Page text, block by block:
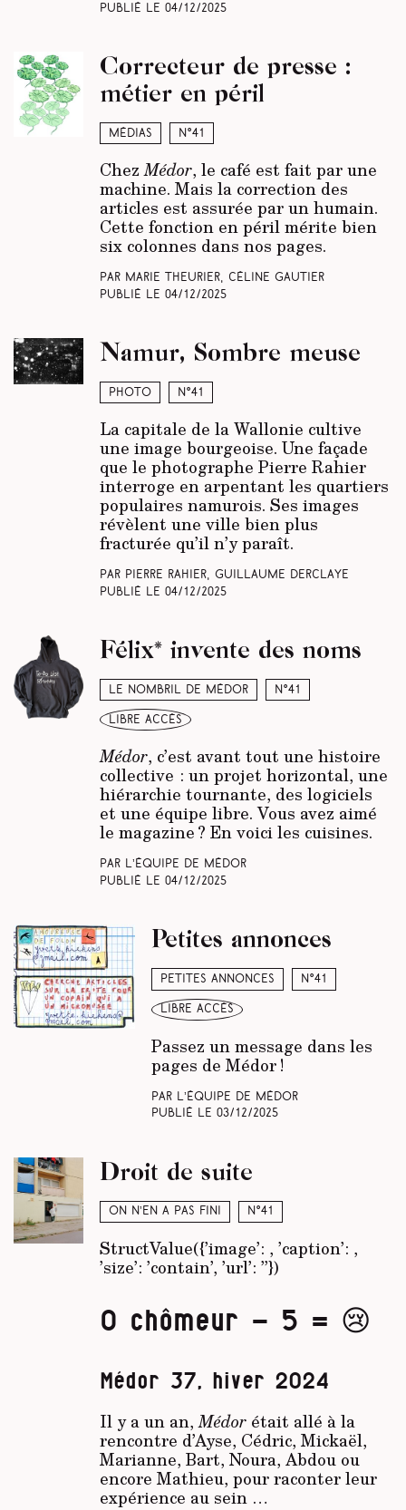
Publié le 04/12/2025
Médias N°41
Correcteur de presse :
métier en péril
ChezMédor, le café est fait par une
machine. Mais la correction des
articles est assurée par un humain.
Cette fonction en péril mérite bien
six colonnes dans nos pages.
Par Marie Theurier, Céline Gautier
Publié le 04/12/2025
Photo N°41
Namur, Sombre meuse
La capitale de la Wallonie cultive
une image bourgeoise. Une façade
que le photographe Pierre Rahier
interroge en arpentant les quartiers
populaires namurois. Ses images
révèlent une ville bien plus
fracturée qu’il n’y paraît.
Par Pierre Rahier, Guillaume Derclaye
Publié le 04/12/2025
Le nombril de Médor N°41
libre accès
Félix* invente des noms
Médor, c’est avant tout une histoire
collective : un projet horizontal, une
hiérarchie tournante, des logiciels
et une équipe libre. Vous avez aimé
le magazine ? En voici les cuisines.
Par L’équipe de Médor
Publié le 04/12/2025
Petites annonces N°41
libre accès
Petites annonces
Passez un message dans les
pages de Médor !
Par L’équipe de Médor
Publié le03/12/2025
On n’en a pas fini N°41
Droit de suite
StructValue({’image’: , ’caption’: ,
’size’: ’contain’, ’url’: ’’})
0 chômeur - 5 = 😢
Médor 37, hiver 2024
Il y a un an,Médorétait allé à la
rencontre d’Ayse, Cédric, Mickaël,
Marianne, Bart, Noura, Abdou ou
encore Mathieu, pour raconter leur
expérience au sein …